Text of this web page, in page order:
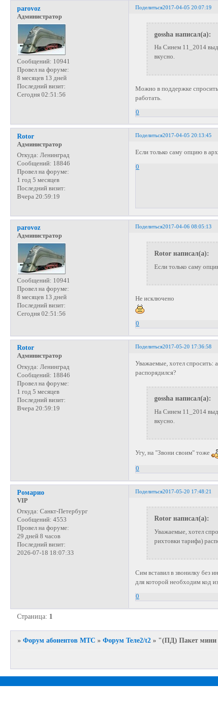
Поделиться2017-04-05 20:07:19
parovoz
Администратор
Сообщений: 10941
Провел на форуме:
8 месяцев 13 дней
Последний визит:
Сегодня 02:51:56
gossha написал(а):
На Синем 11_2014
вкусно.
Можно в поддержке
работать.
0
Поделиться2017-04-05 20:13:45
Rotor
Администратор
Откуда: Ленинград
Сообщений: 18846
Провел на форуме:
1 год 5 месяцев
Последний визит:
Вчера 20:59:19
Если только саму опцию в
0
Поделиться2017-04-06 08:05:13
parovoz
Администратор
Сообщений: 10941
Провел на форуме:
8 месяцев 13 дней
Последний визит:
Сегодня 02:51:56
Rotor написал(а):
Если только саму
Не исключено
0
Поделиться2017-05-20 17:36:58
Rotor
Администратор
Откуда: Ленинград
Сообщений: 18846
Провел на форуме:
1 год 5 месяцев
Последний визит:
Вчера 20:59:19
Уважаемые, хотел спросить:
распорядился?
gossha написал(а):
На Синем 11_2014
вкусно.
Угу, на "Звони своим" тоже
0
Поделиться2017-05-20 17:48:21
Ромарио
VIP
Откуда: Санкт-Петербург
Сообщений: 4553
Провел на форуме:
29 дней 8 часов
Последний визит:
2026-07-18 18:07:33
Rotor написал(а):
Уважаемые, хотел
рихтовки тарифа)
Сим вставил в звонилку без
для которой необходим код
0
Страница: 1
»Форум абонентов МТС »Форум Теле2/t2 » "(ПД) Пакет мини